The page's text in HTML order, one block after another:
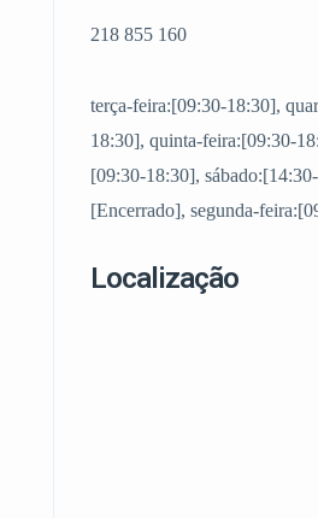
218 855 160
terça-feira:[09:30-18:30],
18:30], quinta-feira:[09:30-
[09:30-18:30],
[Encerrado], segunda-
Localização